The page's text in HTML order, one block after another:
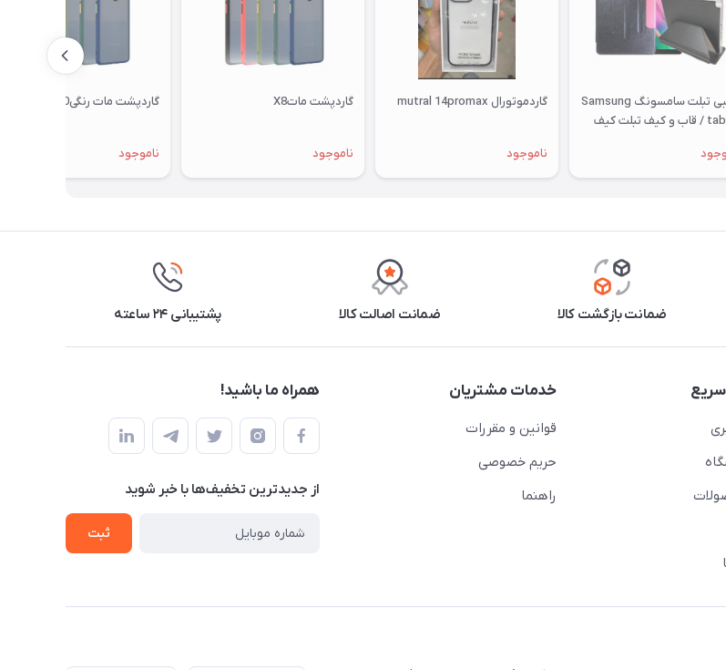
جانبی تبلت سامسونگ Samsung
tablet / قاب و کیف تبلت کیف
کلاسوری تبلت سامسونگ تی 515
2019
گاردموتورال mutral 14promax
ناموجود
گاردپشت ماتX8
ناموجود
گاردپشت مات رنگیNOVA70
ناموجود
ضمانت بازگشت کالا ضمانت اصالت کالا پشتیبانی ۲۴ ساعته
خدمات مشتریان
قوانین و مقررات
حریم خصوصی
راهنما
همراه ما باشید!
از جدید‌ترین تخفیف‌ها با‌ خبر شوید
ثبت